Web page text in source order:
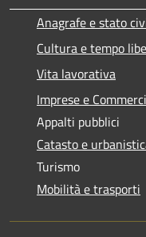
Anagrafe e stato
Cultura e tempo
Vita lavorativa
Imprese e
Appalti pubblici
Catasto e
Turismo
Mobilità e trasporti